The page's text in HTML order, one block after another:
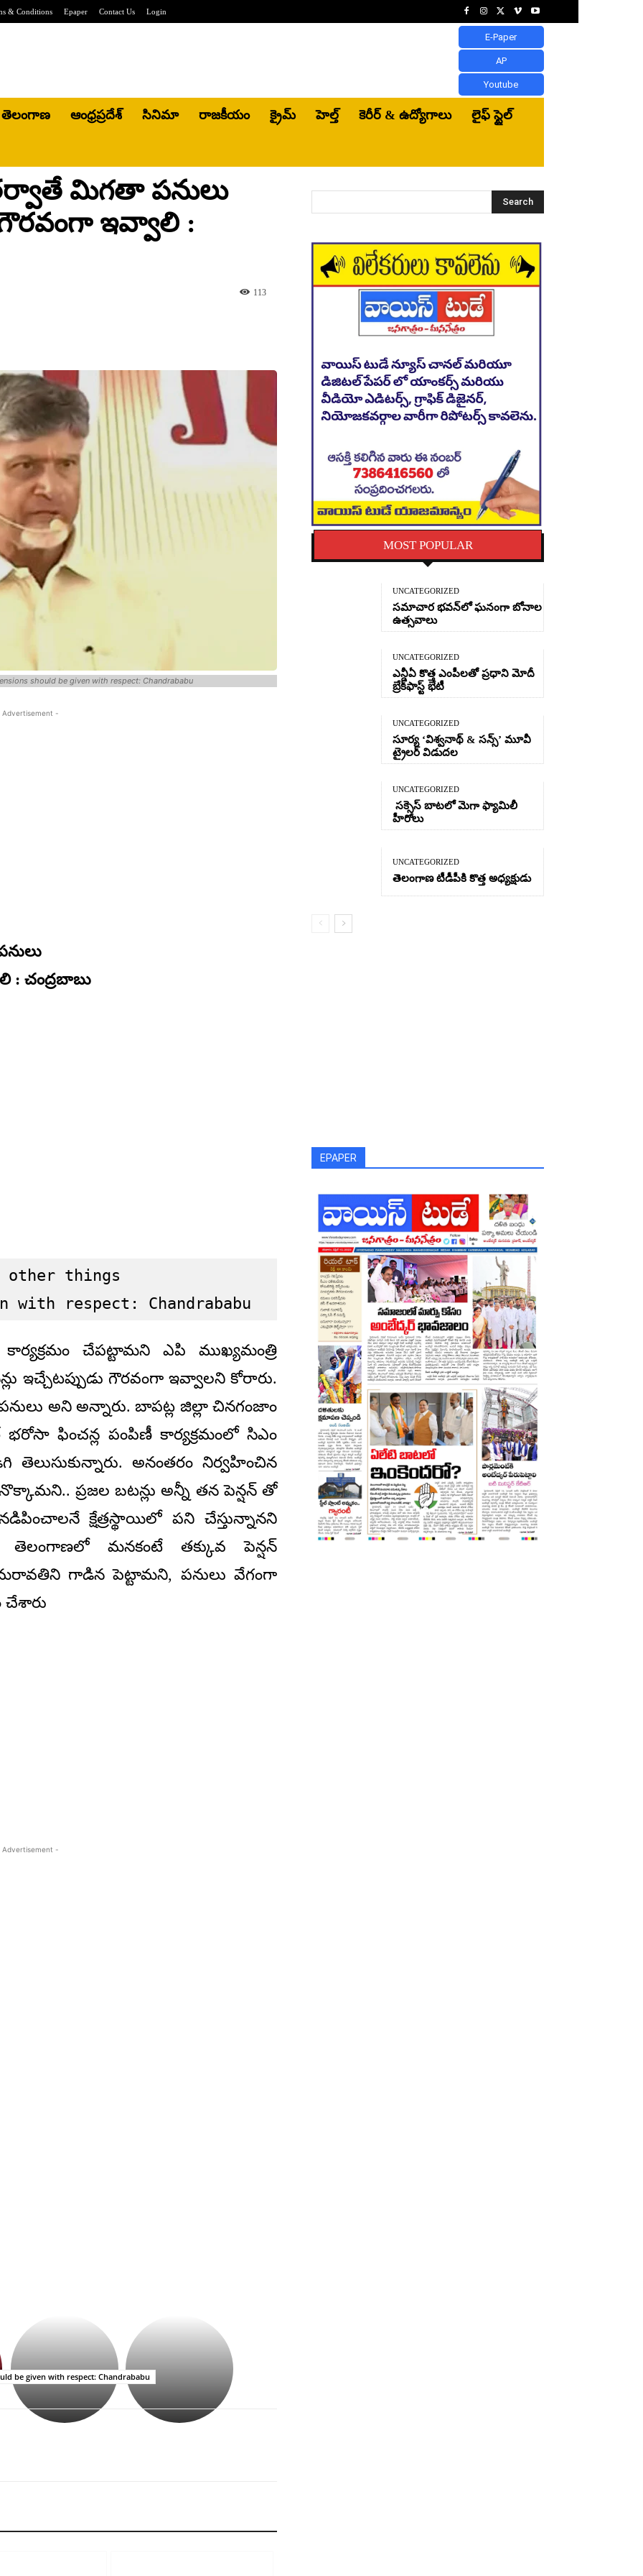
& Conditions Epaper Contact Us Login
E-Paper
AP
Youtube
తెలంగాణ ఆంధ్రప్రదేశ్ సినిమా రాజకీయం క్రైమ్ హెల్త్‌ కెరీర్ & ఉద్యోగాలు లైఫ్ స్టైల్
మిగతా పనులు
గౌరవంగా ఇవ్వాలి :
113
should be given with respect: Chandrababu
-
: చంద్రబాబు
things
with respect: Chandrababu
చేపట్టామని ఎపి ముఖ్యమంత్రి
ఇచ్చేటప్పుడు గౌరవంగా ఇవ్వాలని కోరారు.
అని అన్నారు. బాపట్ల జిల్లా చినగంజాం
భరోసా ఫించన్ల పంపిణీ కార్యక్రమంలో సిఎం
అనంతరం నిర్వహించిన
ప్రజల బటన్లు అన్నీ తన పెన్షన్ తో
క్షేత్రస్థాయిలో పని చేస్తున్నానని
మనకంటే తక్కువ పెన్షన్
గాడిన పెట్టామని, పనులు వేగంగా
చేశారు
-
ప్రసాదం
తీర్థం..తులసీదళం
లేకుండా
అసంపూర్ణం
సినిమాతో
పాన్
ఇండియా
స్టార్
హీరోయిన్‏గా
శ్రీనిధి
be given with respect: Chandrababu
Search
MOST POPULAR
UNCATEGORIZED
సమాచార భవన్‌లో ఘనంగా బోనాల
ఉత్సవాలు
UNCATEGORIZED
ఎన్డీఏ కొత్త ఎంపీలతో ప్రధాని మోదీ
బ్రేక్‌ఫాస్ట్ భేటీ
UNCATEGORIZED
సూర్య ‘విశ్వనాథ్ & సన్స్’ మూవీ
ట్రైలర్ విడుదల
UNCATEGORIZED
సక్సెస్ బాటలో మెగా ఫ్యామిలీ
హీరోలు
UNCATEGORIZED
తెలంగాణ టీడీపీకి కొత్త అధ్యక్షుడు
EPAPER